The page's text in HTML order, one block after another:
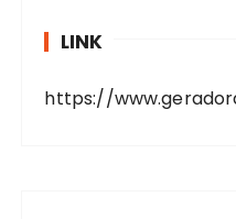
LINK
https://